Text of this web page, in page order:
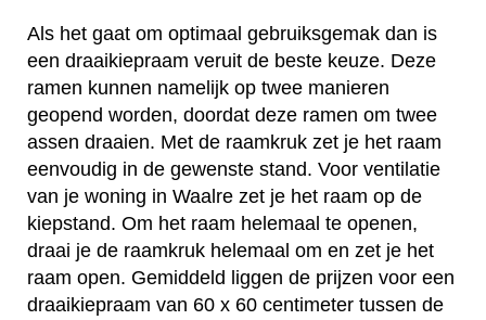
Als het gaat om optimaal gebruiksgemak dan is
een draaikiepraam veruit de beste keuze. Deze
ramen kunnen namelijk op twee manieren
geopend worden, doordat deze ramen om twee
assen draaien. Met de raamkruk zet je het raam
eenvoudig in de gewenste stand. Voor ventilatie
van je woning in Waalre zet je het raam op de
kiepstand. Om het raam helemaal te openen,
draai je de raamkruk helemaal om en zet je het
raam open. Gemiddeld liggen de prijzen voor een
draaikiepraam van 60 x 60 centimeter tussen de